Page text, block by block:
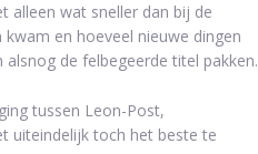
alleen wat sneller dan bij de
en hoeveel nieuwe dingen
de felbegeerde titel pakken.
tussen Leon-Post,
uiteindelijk toch het beste te